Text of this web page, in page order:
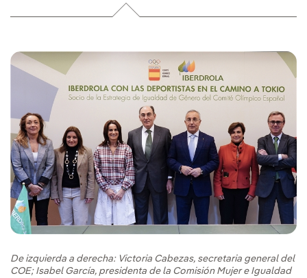
De izquierda a derecha: Victoria Cabezas, secretaria general del
COE; Isabel García, presidenta de la Comisión Mujer e Igualdad